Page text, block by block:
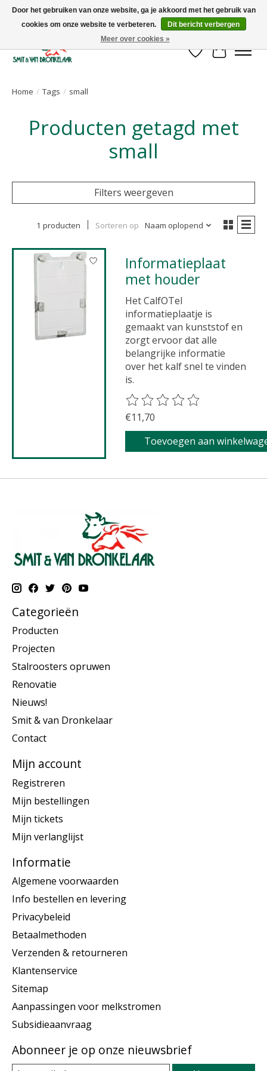
Uw leverancier voor stalinrichtingen en het opruwen van betonvloeren!
Verlanglijst
Home / Tags / small
Producten getagd met
small
Filters weergeven
1 producten Sorteren op Naam oplopend
Informatieplaat
met houder
Het CalfOTel
informatieplaatje is
gemaakt van kunststof en
zorgt ervoor dat alle
belangrijke informatie
over het kalf snel te vinden
is.
De beoordeling van dit
€11,70
Toevoegen aan
Categorieën
Producten
Projecten
Stalroosters opruwen
Renovatie
Nieuws!
Smit & van Dronkelaar
Contact
Mijn account
Registreren
Mijn bestellingen
Mijn tickets
Mijn verlanglijst
Informatie
Algemene voorwaarden
Info bestellen en levering
Privacybeleid
Betaalmethoden
Verzenden & retourneren
Klantenservice
Sitemap
Aanpassingen voor melkstromen
Subsidieaanvraag
Abonneer je op onze nieuwsbrief
Door het gebruiken van onze website, ga je akkoord met het gebruik van
cookies om onze website te verbeteren.
Dit bericht verbergen
Meer over cookies »